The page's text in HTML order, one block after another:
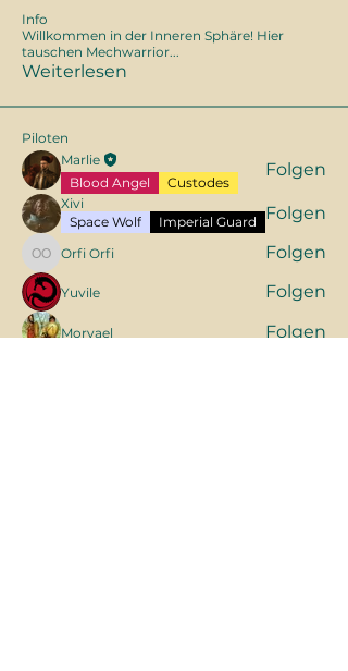
Info
Willkommen in der Inneren Sphäre! Hier
tauschen Mechwarrior...
Weiterlesen
Piloten
Marlie
Blood Angel
Custodes
Folgen
Xivi
Space Wolf
Imperial Guard Folgen
Orfi Orfi
Orfi Orfi Folgen
Yuvile Folgen
Morvael
Folgen